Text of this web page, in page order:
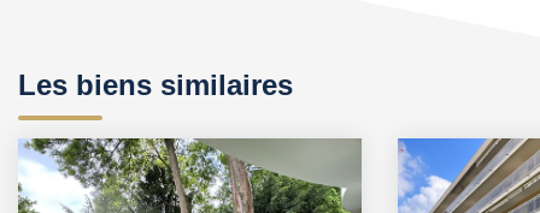
Les biens similaires